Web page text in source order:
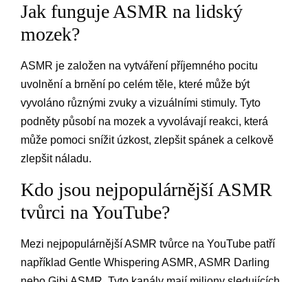
Jak funguje ASMR na lidský
mozek?
ASMR je založen na vytváření příjemného pocitu
uvolnění a brnění po celém těle, které může být
vyvoláno různými zvuky a vizuálními stimuly. Tyto
podněty působí na mozek a vyvolávají reakci, která
může pomoci snížit úzkost, zlepšit spánek a celkově
zlepšit náladu.
Kdo jsou nejpopulárnější ASMR
tvůrci na YouTube?
Mezi nejpopulárnější ASMR tvůrce na YouTube patří
například Gentle Whispering ASMR, ASMR Darling